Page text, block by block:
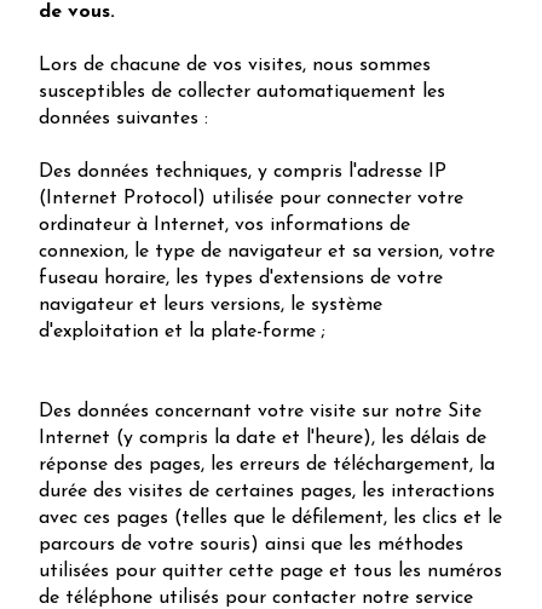
de vous.
Lors de chacune de vos visites, nous sommes
susceptibles de collecter automatiquement les
données suivantes :
Des données techniques, y compris l'adresse IP
(Internet Protocol) utilisée pour connecter votre
ordinateur à Internet, vos informations de
connexion, le type de navigateur et sa version, votre
fuseau horaire, les types d'extensions de votre
navigateur et leurs versions, le système
d'exploitation et la plate-forme ;
Des données concernant votre visite sur notre Site
Internet (y compris la date et l'heure), les délais de
réponse des pages, les erreurs de téléchargement, la
durée des visites de certaines pages, les interactions
avec ces pages (telles que le défilement, les clics et le
parcours de votre souris) ainsi que les méthodes
utilisées pour quitter cette page et tous les numéros
de téléphone utilisés pour contacter notre service